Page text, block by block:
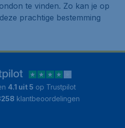
te vinden. Zo kan je op
prachtige bestemming
4.1 uit 5 op Trustpilot
klantbeoordelingen